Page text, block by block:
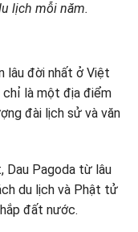
lịch mỗi năm.
lâu đời nhất ở Việt
chỉ là một địa điểm
đài lịch sử và văn
Dau Pagoda từ lâu
du lịch và Phật tử
đất nước.